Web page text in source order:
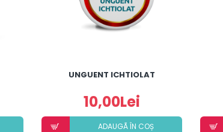
UNGUENT ICHTIOLAT
10,00Lei
ADAUGÃ ÎN COȘ